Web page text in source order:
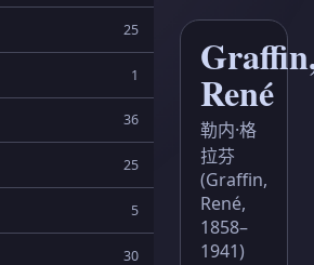
25
1
36
25
5
30
René
勒内·格
拉芬
(Graffin,
René,
1858–
1941)